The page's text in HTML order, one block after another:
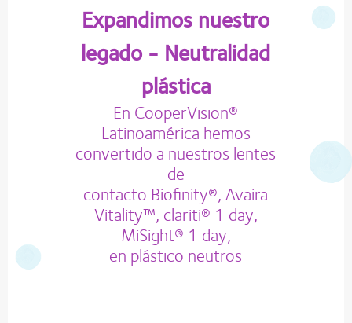
Expandimos nuestro
legado - Neutralidad
plástica
En CooperVision®
Latinoamérica hemos
convertido a nuestros lentes
de
contacto Biofinity®, Avaira
Vitality™, clariti® 1 day,
MiSight® 1 day,
en plástico neutros